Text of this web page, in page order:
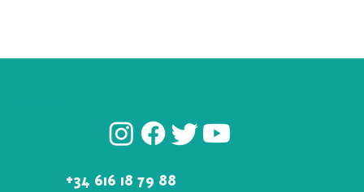
+34 616 18 79 88